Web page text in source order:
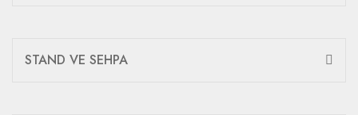
STAND VE SEHPA